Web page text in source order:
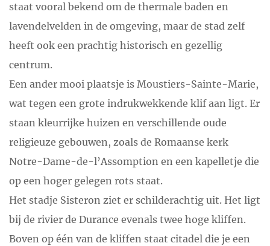
staat vooral bekend om de thermale baden en
lavendelvelden in de omgeving, maar de stad zelf
heeft ook een prachtig historisch en gezellig
centrum.
Een ander mooi plaatsje is Moustiers-Sainte-Marie,
wat tegen een grote indrukwekkende klif aan ligt. Er
staan kleurrijke huizen en verschillende oude
religieuze gebouwen, zoals de Romaanse kerk
Notre-Dame-de-l’Assomption en een kapelletje die
op een hoger gelegen rots staat.
Het stadje Sisteron ziet er schilderachtig uit. Het ligt
bij de rivier de Durance evenals twee hoge kliffen.
Boven op één van de kliffen staat citadel die je een